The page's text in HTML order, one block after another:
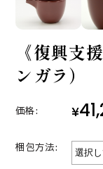
《復興支
ンガラ）
価格: ¥
梱包方法: